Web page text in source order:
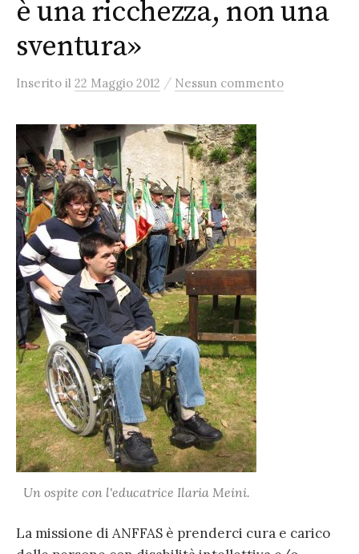
è una ricchezza, non una
sventura»
Inserito il 22 Maggio 2012 / Nessun commento
Un ospite con l'educatrice Ilaria Meini.
La missione di ANFFAS è prenderci cura e carico